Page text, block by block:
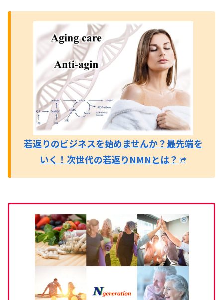
若返りのビジネスを始めませんか？最先端を
いく！次世代の若返りNMNとは？